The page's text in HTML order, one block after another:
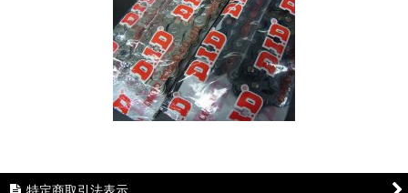
特定商取引法表示